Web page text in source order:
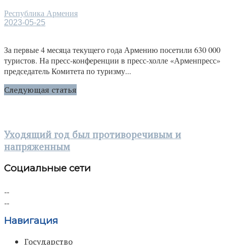
Республика Армения
2023-05-25
За первые 4 месяца текущего года Армению посетили 630 000
туристов. На пресс-конференции в пресс-холле «Арменпресс»
председатель Комитета по туризму...
Следующая статья
Уходящий год был противоречивым и
напряженным
Социальные сети
Навигация
Государство